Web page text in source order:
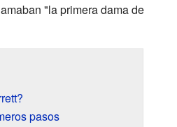
"la primera dama de
pasos